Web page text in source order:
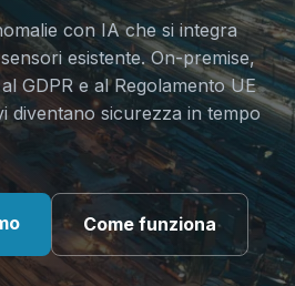
con IA che si integra
esistente. On-premise,
GDPR e al Regolamento UE
diventano sicurezza in tempo
Come funziona